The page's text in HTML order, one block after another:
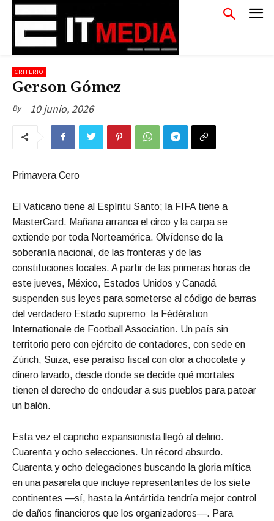
CRITERIO
Gerson Gómez
By 10 junio, 2026
Primavera Cero
El Vaticano tiene al Espíritu Santo; la FIFA tiene a
MasterCard. Mañana arranca el circo y la carpa se
extiende por toda Norteamérica. Olvídense de la
soberanía nacional, de las fronteras y de las
constituciones locales. A partir de las primeras horas de
este jueves, México, Estados Unidos y Canadá
suspenden sus leyes para someterse al código de barras
del verdadero Estado supremo: la Fédération
Internationale de Football Association. Un país sin
territorio pero con ejército de contadores, con sede en
Zúrich, Suiza, ese paraíso fiscal con olor a chocolate y
dinero lavado, desde donde se decide qué mortales
tienen el derecho de endeudar a sus pueblos para patear
un balón.
Esta vez el capricho expansionista llegó al delirio.
Cuarenta y ocho selecciones. Un récord absurdo.
Cuarenta y ocho delegaciones buscando la gloria mítica
en una pasarela que incluye representantes de los siete
continentes —sí, hasta la Antártida tendría mejor control
de daños financieros que los organizadores—. Para